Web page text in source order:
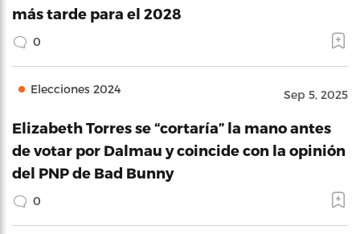
más tarde para el 2028
0
Elecciones 2024 Sep 5, 2025
Elizabeth Torres se “cortaría” la mano antes
de votar por Dalmau y coincide con la opinión
del PNP de Bad Bunny
0